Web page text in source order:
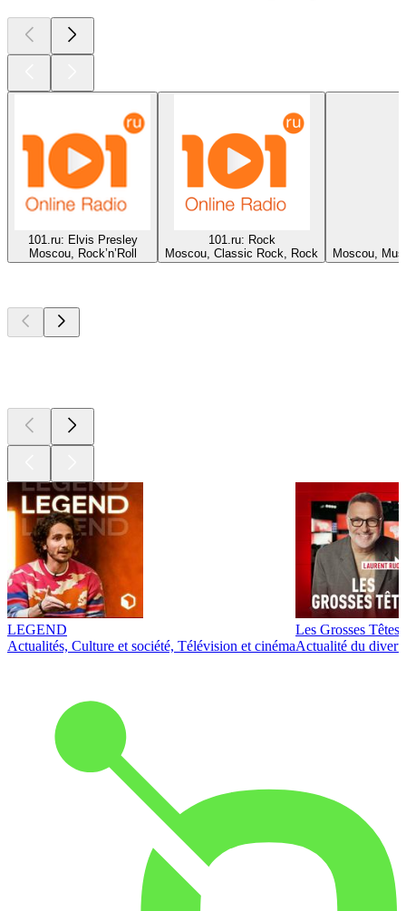
101.ru: Elvis Presley
Moscou, Rock’n’Roll
101.ru: Rock
Moscou, Classic Rock, Rock
Moscou,
LEGEND
Actualités, Culture et société, Télévision et cinéma
Les Grosses Têtes
Actualité du